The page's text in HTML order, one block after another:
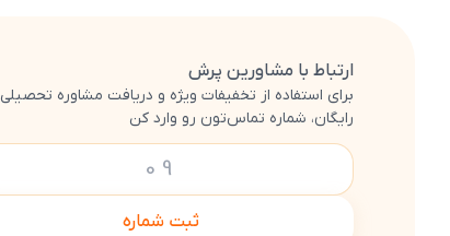
ارتباط با مشاورین پرش
برای استفاده از تخفیفات ویژه و دریافت مشاوره تحصیلی
رایگان، شماره تماس‌تون رو وارد کن
ثبت شماره